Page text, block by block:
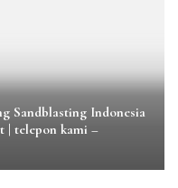
Sandblasting Indonesia
| telepon kami –